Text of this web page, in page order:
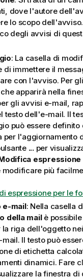
dove l'autore
lo scopo
degli avvisi di
: La casella di
di immettere il
con l'avviso. Per
apparirà nella
gli avvisi e-mail,
testo dell'e-mail. Il
può essere definito
per l'aggiornamento
...per
espressione
modificare più
espressione per le
e-mail: Nella casella
della mail è
la riga dell'oggetto
Il testo può
di etichetta
dinamici. Fare
la finestra di